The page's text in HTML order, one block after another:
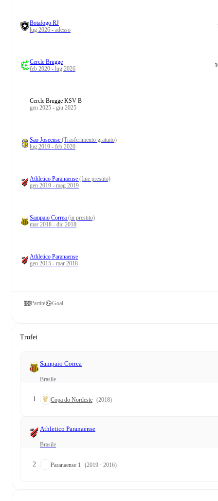
Botafogo RJ
lug 2026 - adesso
Cercle Brugge
feb 2020 - lug 2026
Cercle Brugge KSV B
gen 2025 - giu 2025
Sao Joseense (Trasferimento gratuito)
lug 2019 - feb 2020
Athletico Paranaense (fine prestito)
gen 2019 - mag 2019
Sampaio Correa (in prestito)
mar 2018 - dic 2018
Athletico Paranaense
gen 2015 - mar 2018
Partite Goal
Trofei
Sampaio Correa
Brasile
1 Copa do Nordeste (2018)
Athletico Paranaense
Brasile
2 Paranaense 1 (2019 · 2016)